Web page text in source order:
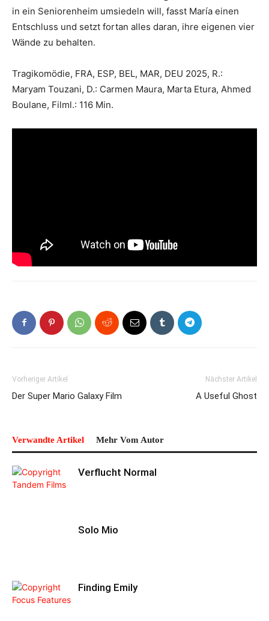
in ein Seniorenheim umsiedeln will, fasst María einen
Entschluss und setzt fortan alles daran, ihre eigenen vier
Wände zu behalten.
Tragikomödie, FRA, ESP, BEL, MAR, DEU 2025, R.:
Maryam Touzani, D.: Carmen Maura, Marta Etura, Ahmed
Boulane, Filml.: 116 Min.
Vorheriger Artikel
Der Super Mario Galaxy Film
Nächster Artikel
A Useful Ghost
Verwandte Artikel Mehr Vom Autor
Verflucht Normal
Solo Mio
Finding Emily